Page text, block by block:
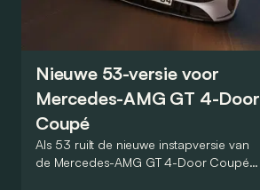
Nieuwe 53-versie voor
Mercedes-AMG GT 4-Door
Coupé
Als 53 ruilt de nieuwe instapversie van
de Mercedes-AMG GT 4-Door Coupé